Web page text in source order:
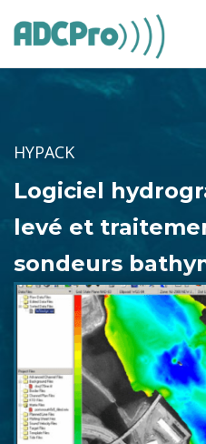
content
HYPACK
Logiciel
levé et
sondeurs